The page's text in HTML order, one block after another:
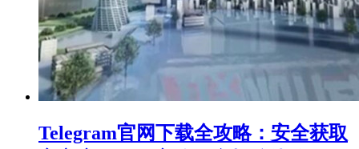
Telegram官网下载全攻略：安全获取